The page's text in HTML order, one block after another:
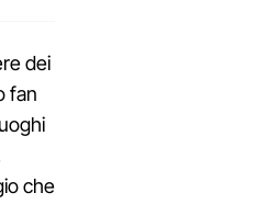
dei
fan
che